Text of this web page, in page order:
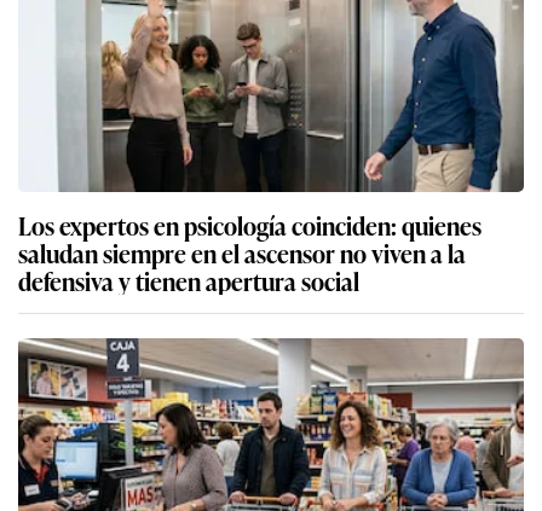
Los expertos en psicología coinciden: quienes
saludan siempre en el ascensor no viven a la
defensiva y tienen apertura social